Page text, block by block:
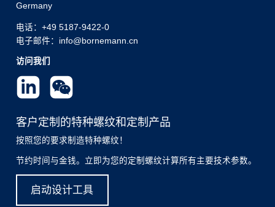
Germany
电话： +49 5187-9422-0
电子邮件：info@bornemann.cn
访问我们
客户定制的特种螺纹和定制产品
按照您的要求制造特种螺纹！
节约时间与金钱。立即为您的定制螺纹计算所有主要技术参数。
启动设计工具